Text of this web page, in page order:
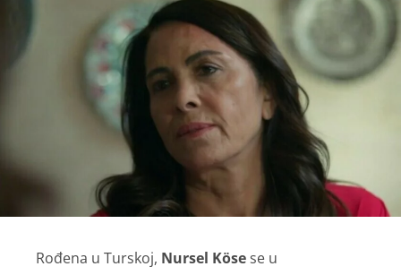
Rođena u Turskoj, Nursel Kösese u